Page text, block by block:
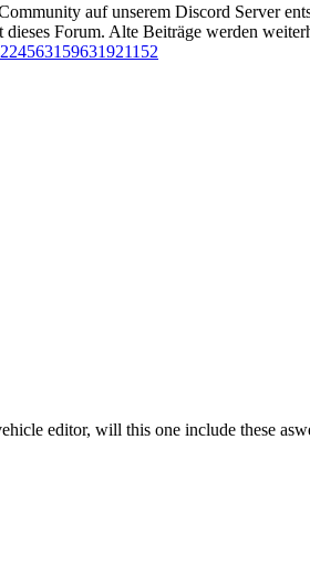
auf unserem Discord Server
Forum. Alte Beiträge werden
editor, will this one include these